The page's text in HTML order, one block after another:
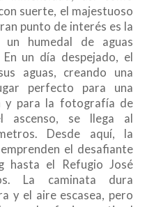
suerte, el majestuoso
punto de interés es la
un humedal de aguas
un día despejado, el
aguas, creando una
perfecto para una
y para la fotografía de
ascenso, se llega al
Desde aquí, la
el desafiante
hasta el Refugio José
La caminata dura
y el aire escasea, pero